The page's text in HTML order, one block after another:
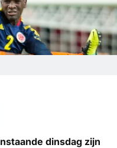
dinsdag zijn